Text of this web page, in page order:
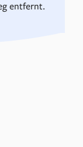
entfernt.